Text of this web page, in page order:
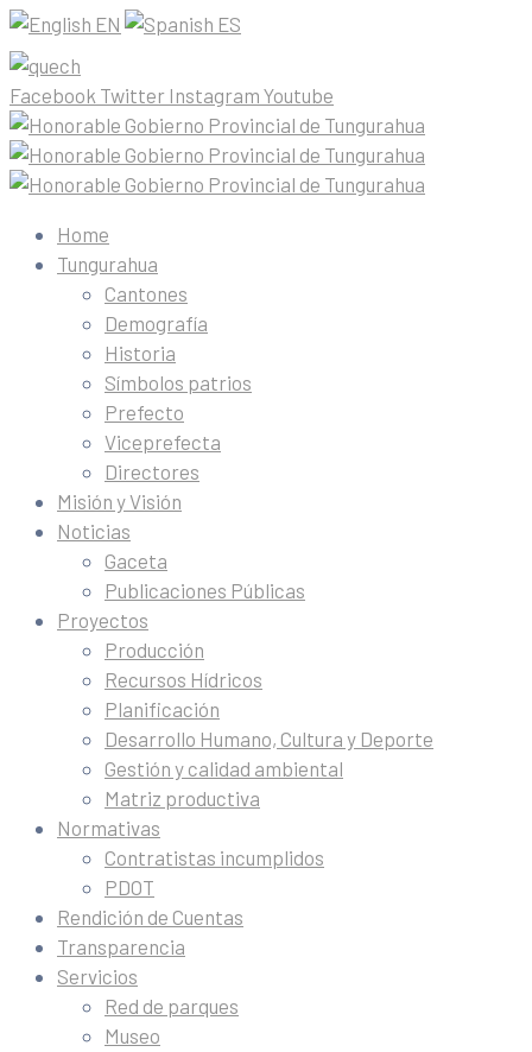
EN ES
Facebook Twitter Instagram Youtube
Home
Tungurahua
Cantones
Demografía
Historia
Símbolos patrios
Prefecto
Viceprefecta
Directores
Misión y Visión
Noticias
Gaceta
Publicaciones Públicas
Proyectos
Producción
Recursos Hídricos
Planificación
Desarrollo Humano, Cultura y Deporte
Gestión y calidad ambiental
Matriz productiva
Normativas
Contratistas incumplidos
PDOT
Rendición de Cuentas
Transparencia
Servicios
Red de parques
Museo